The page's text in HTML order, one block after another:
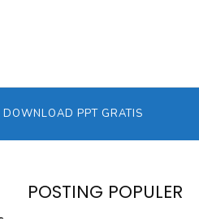
DOWNLOAD PPT GRATIS
POSTING POPULER